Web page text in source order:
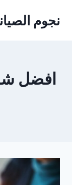
نجوم الصيانة
افضل